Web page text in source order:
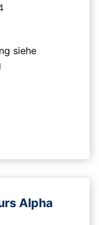
siehe
Alpha